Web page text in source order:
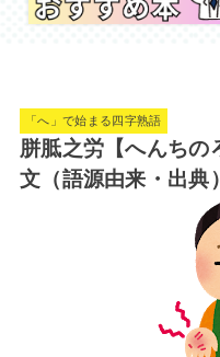
「へ」で始まる四字熟語
胼胝之労【へんちの
文（語源由来・出典）